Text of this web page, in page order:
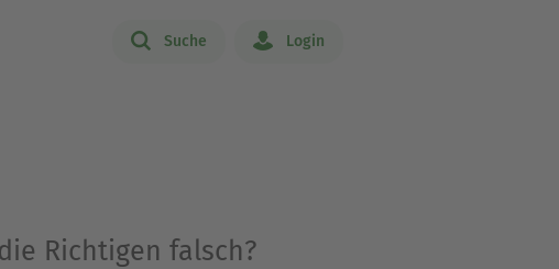
Suche Login
Richtigen falsch?